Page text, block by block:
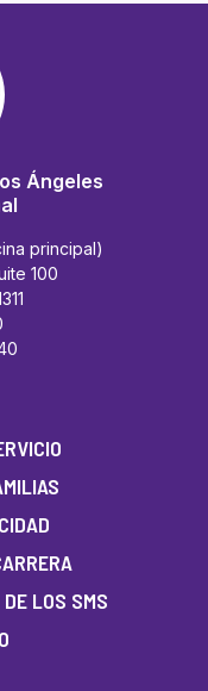
Ángeles
principal)
100
LOS SMS